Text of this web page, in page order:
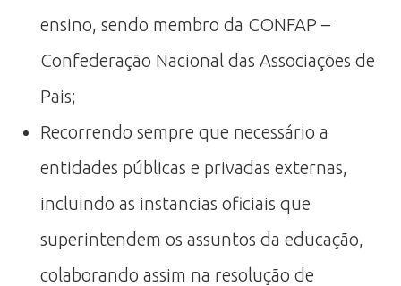
ensino, sendo membro da CONFAP –
Confederação Nacional das Associações de
Pais;
Recorrendo sempre que necessário a
entidades públicas e privadas externas,
incluindo as instancias oficiais que
superintendem os assuntos da educação,
colaborando assim na resolução de